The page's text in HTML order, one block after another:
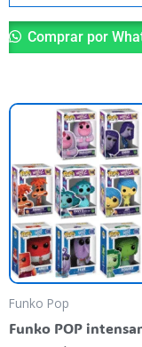
Comprar por
Funko Pop
Funko POP